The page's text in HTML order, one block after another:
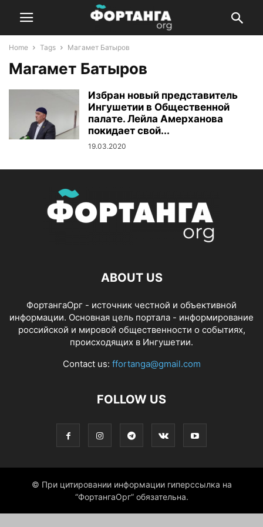
Home Tags Магамет Батыров
Магамет Батыров
Избран новый представитель
Ингушетии в Общественной
палате. Лейла Амерханова
покидает свой...
19.03.2020
ABOUT US
ФортангаОрг - источник честной и объективной
информации. Основная цель портала - информирование
российской и мировой общественности о событиях,
происходящих в Ингушетии.
Contact us: ffortanga@gmail.com
FOLLOW US
© При цитировании информации гиперссылка на
“ФортангаОрг” обязательна.